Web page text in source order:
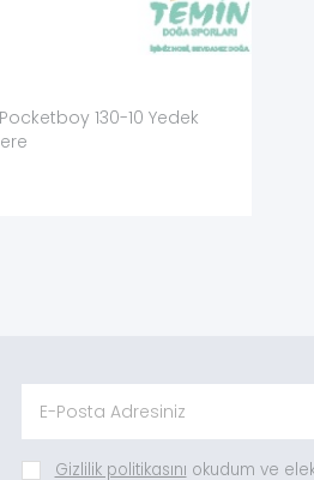
130-10 Yedek
Gizlilik politikasını okudum ve